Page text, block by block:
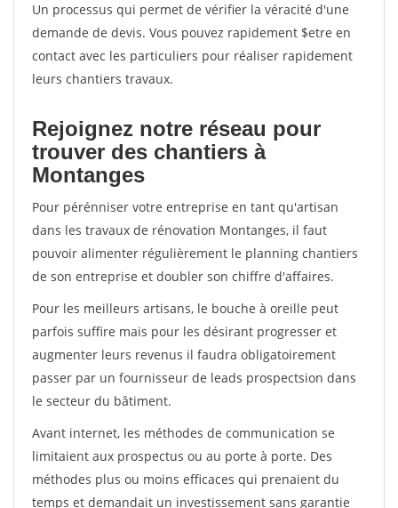
Un processus qui permet de vérifier la véracité d'une
demande de devis. Vous pouvez rapidement $etre en
contact avec les particuliers pour réaliser rapidement
leurs chantiers travaux.
Rejoignez notre réseau pour
trouver des chantiers à
Montanges
Pour pérénniser votre entreprise en tant qu'artisan
dans les travaux de rénovation Montanges, il faut
pouvoir alimenter régulièrement le planning chantiers
de son entreprise et doubler son chiffre d'affaires.
Pour les meilleurs artisans, le bouche à oreille peut
parfois suffire mais pour les désirant progresser et
augmenter leurs revenus il faudra obligatoirement
passer par un fournisseur de leads prospectsion dans
le secteur du bâtiment.
Avant internet, les méthodes de communication se
limitaient aux prospectus ou au porte à porte. Des
méthodes plus ou moins efficaces qui prenaient du
temps et demandait un investissement sans garantie